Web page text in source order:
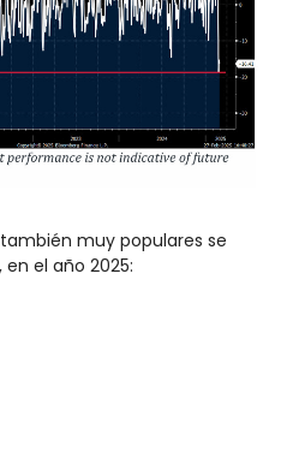
también muy populares se
el año 2025: